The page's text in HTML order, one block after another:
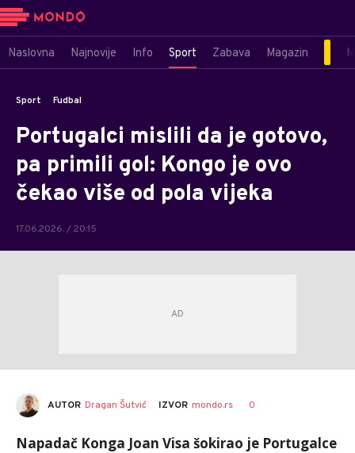
Naslovna Najnovije Info Sport Zabava Magazin
Sport Fudbal
Portugalci mislili da je gotovo,
pa primili gol: Kongo je ovo
čekao više od pola vijeka
17.06.2026. / 20:15
AUTOR Dragan Šutvić IZVOR mondo.rs 0
Napadač Konga Joan Visa šokirao je Portugalce